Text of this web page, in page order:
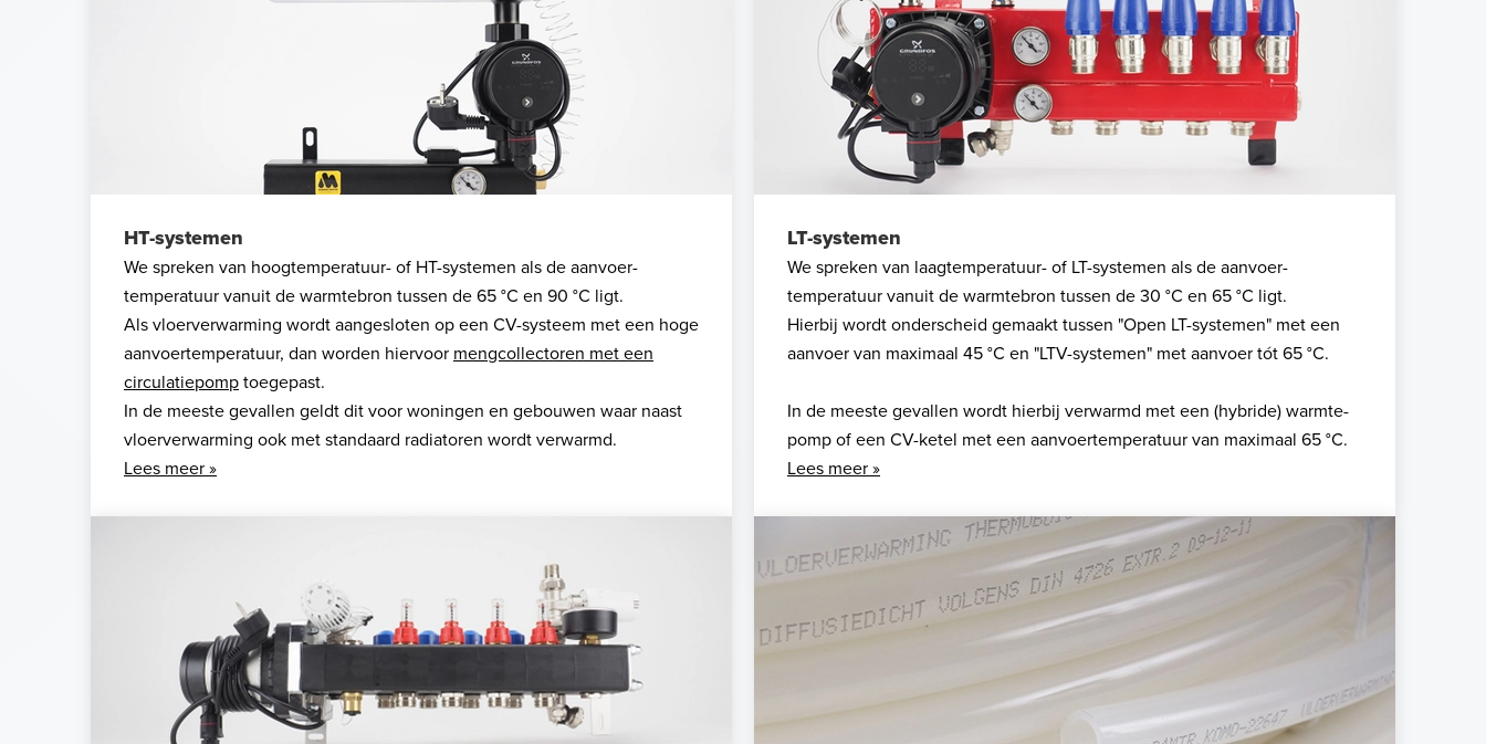
HT-systemen
We spreken van hoogtemperatuur- of HT-systemen als de aanvoer-
temperatuur vanuit de warmtebron tussen de 65 °C en 90 °C ligt.
Als vloerverwarming wordt aangesloten op een CV-systeem met een hoge
aanvoertemperatuur, dan worden hiervoor mengcollectoren met een
circulatiepomp toegepast.
In de meeste gevallen geldt dit voor woningen en gebouwen waar naast
vloerverwarming ook met standaard radiatoren wordt verwarmd.
Lees meer »
LT-systemen
We spreken van laagtemperatuur- of LT-systemen als de aanvoer-
temperatuur vanuit de warmtebron tussen de 30 °C en 65 °C ligt.
Hierbij wordt onderscheid gemaakt tussen "Open LT-systemen" met een
aanvoer van maximaal 45 °C en "LTV-systemen" met aanvoer tót 65 °C.
In de meeste gevallen wordt hierbij verwarmd met een (hybride) warmte-
pomp of een CV-ketel met een aanvoertemperatuur van maximaal 65 °C.
Lees meer »